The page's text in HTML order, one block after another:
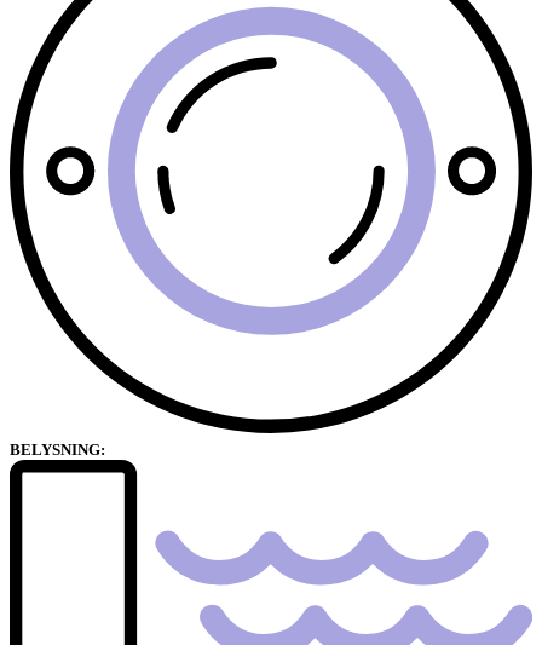
BELYSNING: